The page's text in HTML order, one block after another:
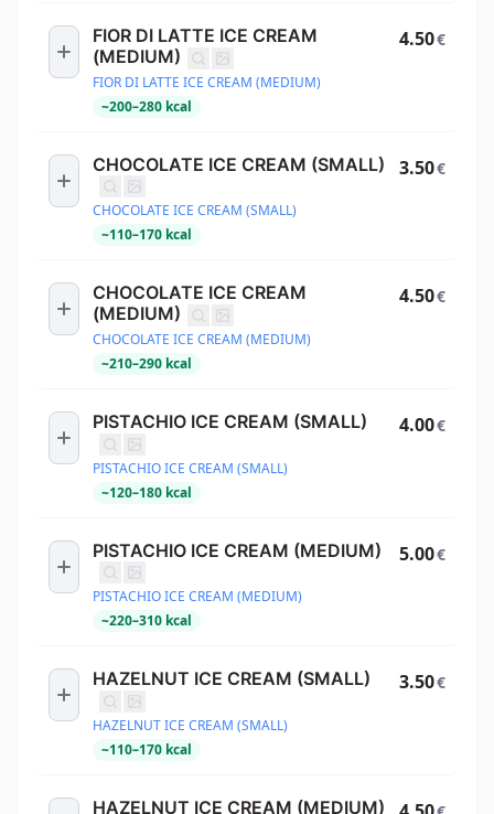
FIOR DI LATTE ICE CREAM
(MEDIUM)
FIOR DI LATTE ICE CREAM (MEDIUM)
~200–280 kcal
4.50€
CHOCOLATE ICE CREAM (SMALL)
CHOCOLATE ICE CREAM (SMALL)
~110–170 kcal
3.50€
CHOCOLATE ICE CREAM
(MEDIUM)
CHOCOLATE ICE CREAM (MEDIUM)
~210–290 kcal
4.50€
PISTACHIO ICE CREAM (SMALL)
PISTACHIO ICE CREAM (SMALL)
~120–180 kcal
4.00€
PISTACHIO ICE CREAM (MEDIUM)
PISTACHIO ICE CREAM (MEDIUM)
~220–310 kcal
5.00€
HAZELNUT ICE CREAM (SMALL)
HAZELNUT ICE CREAM (SMALL)
~110–170 kcal
3.50€
HAZELNUT ICE CREAM (MEDIUM)